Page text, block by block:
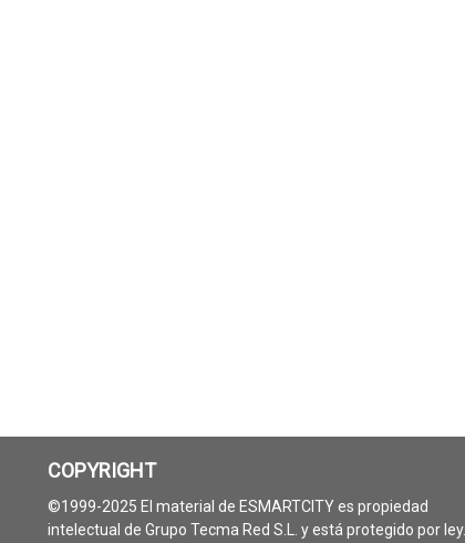
COPYRIGHT
©1999-2025 El material de ESMARTCITY es propiedad
intelectual de Grupo Tecma Red S.L. y está protegido por ley.